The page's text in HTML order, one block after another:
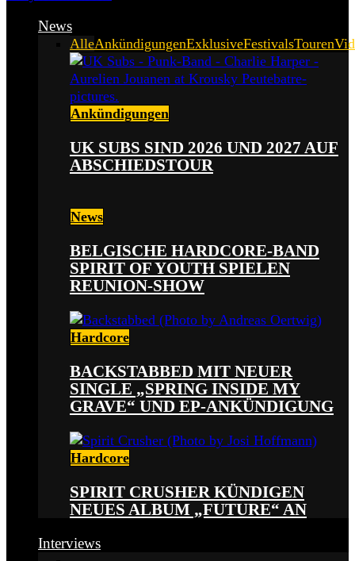
News
AlleAnkündigungenExklusiveFestivalsTouren
Ankündigungen
UK SUBS SIND 2026 UND 2027 AUF
ABSCHIEDSTOUR
News
BELGISCHE HARDCORE-BAND
SPIRIT OF YOUTH SPIELEN
REUNION-SHOW
Hardcore
BACKSTABBED MIT NEUER
SINGLE „SPRING INSIDE MY
GRAVE“ UND EP-ANKÜNDIGUNG
Hardcore
SPIRIT CRUSHER KÜNDIGEN
NEUES ALBUM „FUTURE“ AN
Interviews